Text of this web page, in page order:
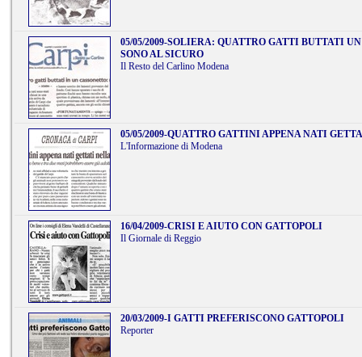
05/05/2009-SOLIERA: QUATTRO GATTI BUTTATI
SONO AL SICURO
Il Resto del Carlino Modena
05/05/2009-QUATTRO GATTINI APPENA NATI
L'Informazione di Modena
16/04/2009-CRISI E AIUTO CON GATTOPOLI
Il Giornale di Reggio
20/03/2009-I GATTI PREFERISCONO GATTOPOLI
Reporter